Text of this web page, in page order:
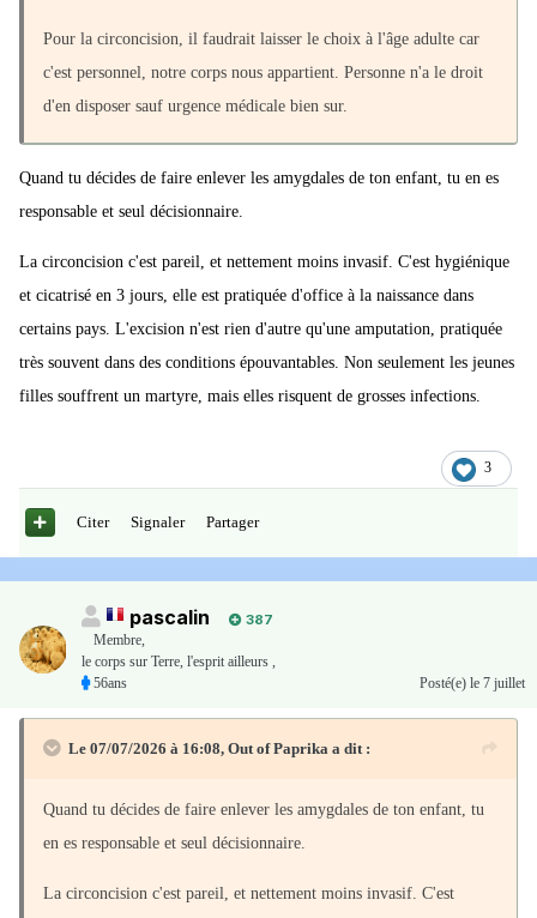
Pour la circoncision, il faudrait laisser le choix à l'âge adulte car
c'est personnel, notre corps nous appartient. Personne n'a le droit
d'en disposer sauf urgence médicale bien sur.
Quand tu décides de faire enlever les amygdales de ton enfant, tu en es
responsable et seul décisionnaire.
La circoncision c'est pareil, et nettement moins invasif. C'est hygiénique
et cicatrisé en 3 jours, elle est pratiquée d'office à la naissance dans
certains pays. L'excision n'est rien d'autre qu'une amputation, pratiquée
très souvent dans des conditions épouvantables. Non seulement les jeunes
filles souffrent un martyre, mais elles risquent de grosses infections.
3
Citer Signaler Partager
pascalin
387
Membre
le corps sur Terre, l'esprit ailleurs ,
56ans
Posté(e) le 7 juillet
Le 07/07/2026 à 16:08, Out of Paprika a dit :
Quand tu décides de faire enlever les amygdales de ton enfant, tu
en es responsable et seul décisionnaire.
La circoncision c'est pareil, et nettement moins invasif. C'est